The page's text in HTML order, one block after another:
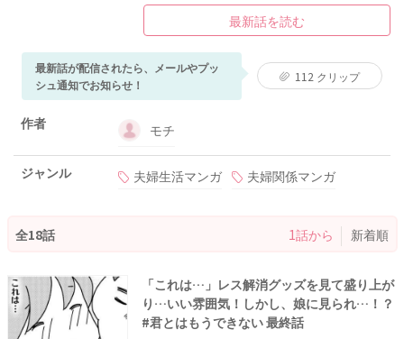
最新話を読む
最新話が配信されたら、メールやプッ
シュ通知でお知らせ！
112 クリップ
作者 モチ
ジャンル 夫婦生活マンガ 夫婦関係マンガ
全18話 1話から 新着順
「これは…」レス解消グッズを見て盛り上が
り…いい雰囲気！しかし、娘に見られ…！？
#君とはもうできない 最終話